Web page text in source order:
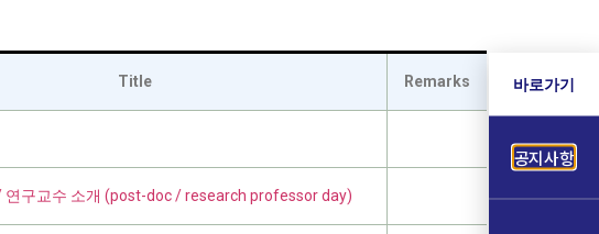
Title Remarks
연구교수 소개 (post-doc / research professor day)
바로가기
공지사항